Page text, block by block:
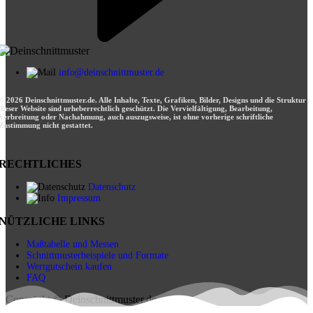
info@deinschnittmuster.de
2026 Deinschnittmuster.de. Alle Inhalte, Texte, Grafiken, Bilder, Designs und die Struktur
Website sind urheberrechtlich geschützt. Die Vervielfältigung, Bearbeitung,
oder Nachahmung, auch auszugsweise, ist ohne vorherige schriftliche
nicht gestattet.
Datenschutz
Impressum
LINKS
Maßtabelle und Messen
Schnittmusterbeispiele und Formate
Wertgutschein kaufen
FAQ
Copyright © Deinschnittmuster.de